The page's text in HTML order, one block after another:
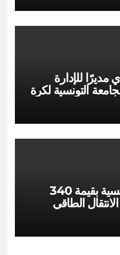
مديرًا للإدارة
التونسية لكرة
قابس: محطة شمسية بقيمة 340
الطاقي